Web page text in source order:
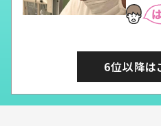
6位以降は